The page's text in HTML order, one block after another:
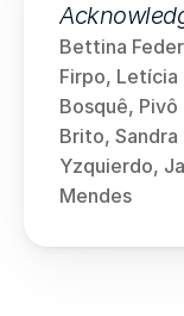
Bettina
Firpo, Letícia
Bosquê, Pivô
Brito, Sandra
Yzquierdo,
Mendes